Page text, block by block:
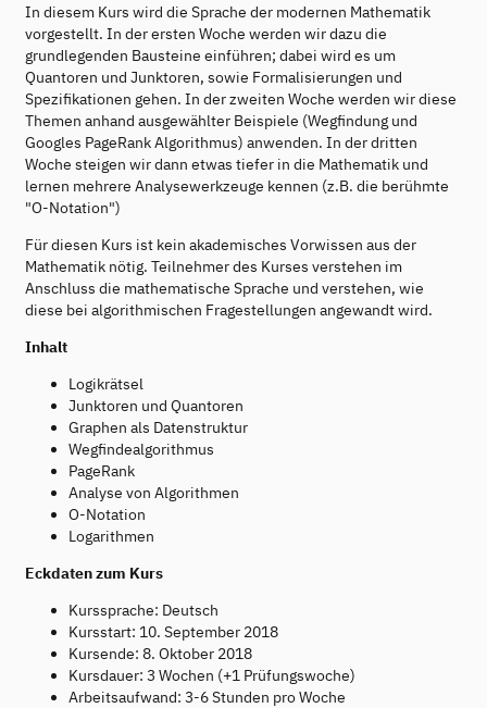
In diesem Kurs wird die Sprache der modernen Mathematik
vorgestellt. In der ersten Woche werden wir dazu die
grundlegenden Bausteine einführen; dabei wird es um
Quantoren und Junktoren, sowie Formalisierungen und
Spezifikationen gehen. In der zweiten Woche werden wir diese
Themen anhand ausgewählter Beispiele (Wegfindung und
Googles PageRank Algorithmus) anwenden. In der dritten
Woche steigen wir dann etwas tiefer in die Mathematik und
lernen mehrere Analysewerkzeuge kennen (z.B. die berühmte
"O-Notation")
Für diesen Kurs ist kein akademisches Vorwissen aus der
Mathematik nötig. Teilnehmer des Kurses verstehen im
Anschluss die mathematische Sprache und verstehen, wie
diese bei algorithmischen Fragestellungen angewandt wird.
Inhalt
Logikrätsel
Junktoren und Quantoren
Graphen als Datenstruktur
Wegfindealgorithmus
PageRank
Analyse von Algorithmen
O-Notation
Logarithmen
Eckdaten zum Kurs
Kurssprache: Deutsch
Kursstart: 10. September 2018
Kursende: 8. Oktober 2018
Kursdauer: 3 Wochen (+1 Prüfungswoche)
Arbeitsaufwand: 3-6 Stunden pro Woche